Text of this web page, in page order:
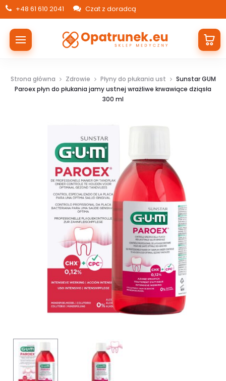
+48 61 610 2041 Czat z doradcą
Strona główna Zdrowie Płyny do płukania ust
Sunstar GUM
Paroex płyn do płukania jamy ustnej wrażliwe krwawiące dziąsła
300 ml